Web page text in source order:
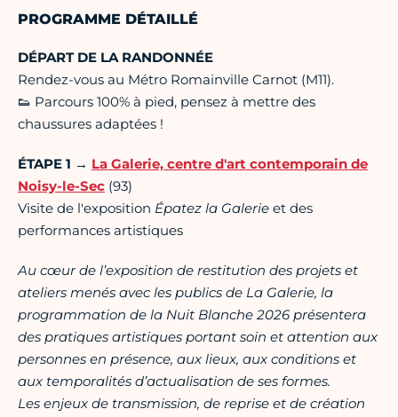
PROGRAMME DÉTAILLÉ
DÉPART DE LA RANDONNÉE
Rendez-vous au Métro Romainville Carnot (M11).
👟 Parcours 100% à pied, pensez à mettre des
chaussures adaptées !
ÉTAPE 1 → La Galerie, centre d'art contemporain de
Noisy-le-Sec (93)
Visite de l'exposition Épatez la Galerie et des
performances artistiques
Au cœur de l’exposition de restitution des projets et
ateliers menés avec les publics de La Galerie, la
programmation de la Nuit Blanche 2026 présentera
des pratiques artistiques portant soin et attention aux
personnes en présence, aux lieux, aux conditions et
aux temporalités d’actualisation de ses formes.
Les enjeux de transmission, de reprise et de création